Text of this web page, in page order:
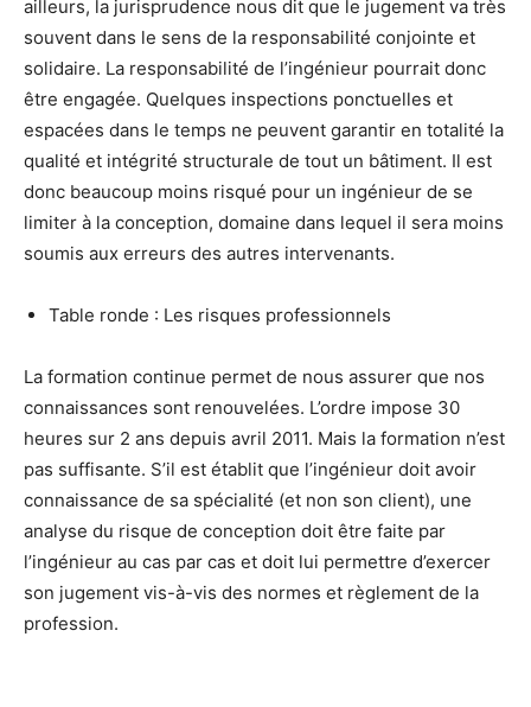
ailleurs, la jurisprudence nous dit que le jugement va très
souvent dans le sens de la responsabilité conjointe et
solidaire. La responsabilité de l’ingénieur pourrait donc
être engagée. Quelques inspections ponctuelles et
espacées dans le temps ne peuvent garantir en totalité la
qualité et intégrité structurale de tout un bâtiment. Il est
donc beaucoup moins risqué pour un ingénieur de se
limiter à la conception, domaine dans lequel il sera moins
soumis aux erreurs des autres intervenants.
Table ronde : Les risques professionnels
La formation continue permet de nous assurer que nos
connaissances sont renouvelées. L’ordre impose 30
heures sur 2 ans depuis avril 2011. Mais la formation n’est
pas suffisante. S’il est établit que l’ingénieur doit avoir
connaissance de sa spécialité (et non son client), une
analyse du risque de conception doit être faite par
l’ingénieur au cas par cas et doit lui permettre d’exercer
son jugement vis-à-vis des normes et règlement de la
profession.